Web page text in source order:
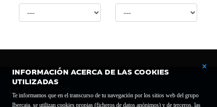
INFORMACIÓN ACERCA DE LAS COOKIES
UTILIZADAS
Te informamos que en el transcurso de tu navegación por los sitios web del grupo
Ibercaja, se utilizan cookies propias (ficheros de datos anónimos) y de terceros, las